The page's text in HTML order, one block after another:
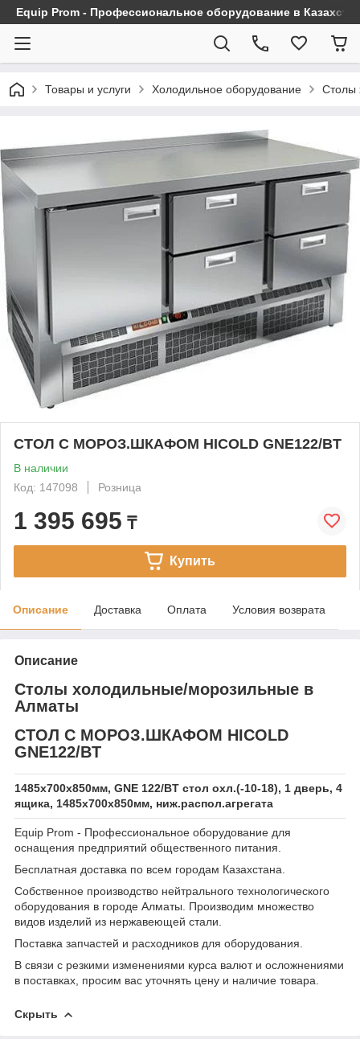
Equip Prom - Профессиональное оборудование в
Товары и услуги Холодильное оборудование Столы
СТОЛ С МОРОЗ.ШКАФОМ HICOLD GNE122/BT
В наличии
Код: 147098
Розница
1 395 695 ₸
Купить
Описание Доставка Оплата Условия возврата
Описание
Столы холодильные/морозильные в
Алматы
СТОЛ С МОРОЗ.ШКАФОМ HICOLD
GNE122/BT
1485х700х850мм, GNE 122/BT стол охл.(-10-18), 1 дверь, 4
ящика, 1485х700х850мм, ниж.распол.агрегата
Equip Prom - Профессиональное оборудование для
оснащения предприятий общественного питания.
Бесплатная доставка по всем городам Казахстана.
Собственное производство нейтрального технологического
оборудования в городе Алматы. Производим множество
видов изделий из нержавеющей стали.
Поставка запчастей и расходников для оборудования.
В связи с резкими изменениями курса валют и осложнениями
в поставках, просим вас уточнять цену и наличие товара.
Скрыть